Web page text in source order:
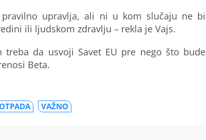
upravlja, ali ni u kom slučaju ne bi
ili ljudskom zdravlju – rekla je Vajs.
treba da usvoji Savet EU pre nego što bude
Beta.
VAŽNO